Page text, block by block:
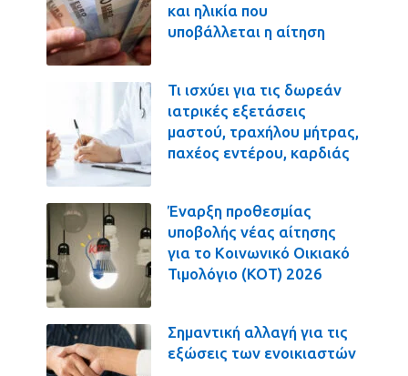
και ηλικία που
υποβάλλεται η αίτηση
Τι ισχύει για τις δωρεάν
ιατρικές εξετάσεις
μαστού, τραχήλου μήτρας,
παχέος εντέρου, καρδιάς
Έναρξη προθεσμίας
υποβολής νέας αίτησης
για το Κοινωνικό Οικιακό
Τιμολόγιο (ΚΟΤ) 2026
Σημαντική αλλαγή για τις
εξώσεις των ενοικιαστών